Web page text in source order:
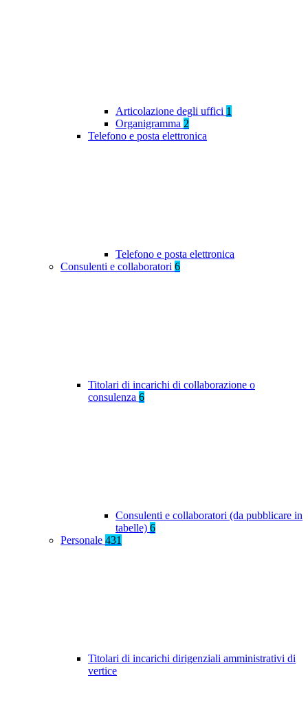
Articolazione degli uffici 1
Organigramma 2
Telefono e posta elettronica
Telefono e posta elettronica
Consulenti e collaboratori 6
Titolari di incarichi di collaborazione o
consulenza 6
Consulenti e collaboratori (da pubblicare in
tabelle) 6
Personale 431
Titolari di incarichi dirigenziali amministrativi di
vertice